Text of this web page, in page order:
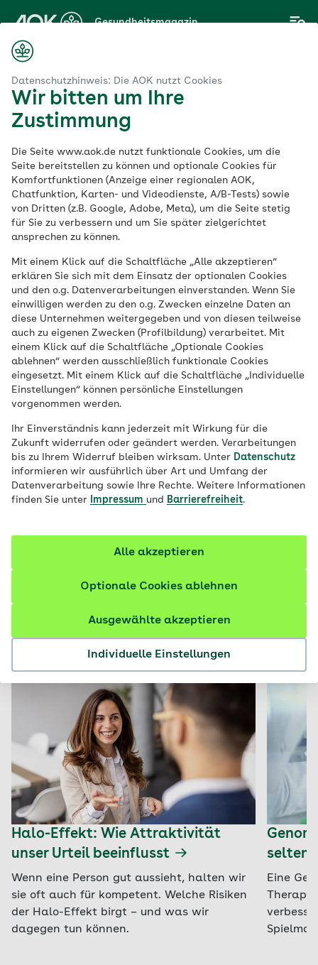
Datenschutzhinweis: Die AOK nutzt Cookies
Wir bitten um Ihre
Zustimmung
Die Seite www.aok.de nutzt funktionale Cookies, um die
Seite bereitstellen zu können und optionale Cookies für
Komfortfunktionen (Anzeige einer regionalen AOK,
Chatfunktion, Karten- und Videodienste, A/B-Tests) sowie
von Dritten (z.B. Google, Adobe, Meta), um die Seite stetig
für Sie zu verbessern und um Sie später zielgerichtet
ansprechen zu können.
Mit einem Klick auf die Schaltfläche „Alle akzeptieren“
erklären Sie sich mit dem Einsatz der optionalen Cookies
und den o.g. Datenverarbeitungen einverstanden. Wenn Sie
einwilligen werden zu den o.g. Zwecken einzelne Daten an
diese Unternehmen weitergegeben und von diesen teilweise
auch zu eigenen Zwecken (Profilbildung) verarbeitet. Mit
einem Klick auf die Schaltfläche „Optionale Cookies
ablehnen“ werden ausschließlich funktionale Cookies
eingesetzt. Mit einem Klick auf die Schaltfläche „Individuelle
Einstellungen“ können persönliche Einstellungen
vorgenommen werden.
Ihr Einverständnis kann jederzeit mit Wirkung für die
Zukunft widerrufen oder geändert werden. Verarbeitungen
bis zu Ihrem Widerruf bleiben wirksam. Unter Datenschutz
informieren wir ausführlich über Art und Umfang der
Datenverarbeitung sowie Ihre Rechte. Weitere Informationen
finden Sie unter
Impressum und Barrierefreiheit.
Individuelle Einstellungen
Ausgewählte akzeptieren
Optionale Cookies ablehnen
Alle akzeptieren
Hauptinhalt
springen
Gesundheitsmagazin
Körper & Psyche
Wie funktioniert eigentlich unser Körper?
Wie entstehen körperliche und psychische
Erkrankungen und wie kann man ihnen
vorbeugen?
© iStock / FatCamera
Neueste Artikel
Halo-Effekt: Wie Attraktivität
unser Urteil beeinflusst
Wenn eine Person gut aussieht, halten wir
sie oft auch für kompetent. Welche Risiken
der Halo-Effekt birgt – und was wir
dagegen tun können.
Eine